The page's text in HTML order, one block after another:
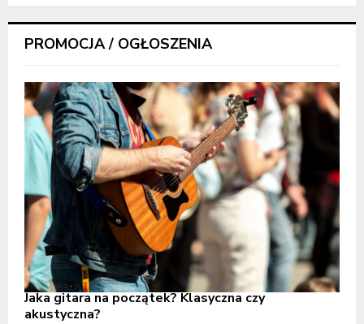
PROMOCJA / OGŁOSZENIA
Jaka gitara na początek? Klasyczna czy
akustyczna?